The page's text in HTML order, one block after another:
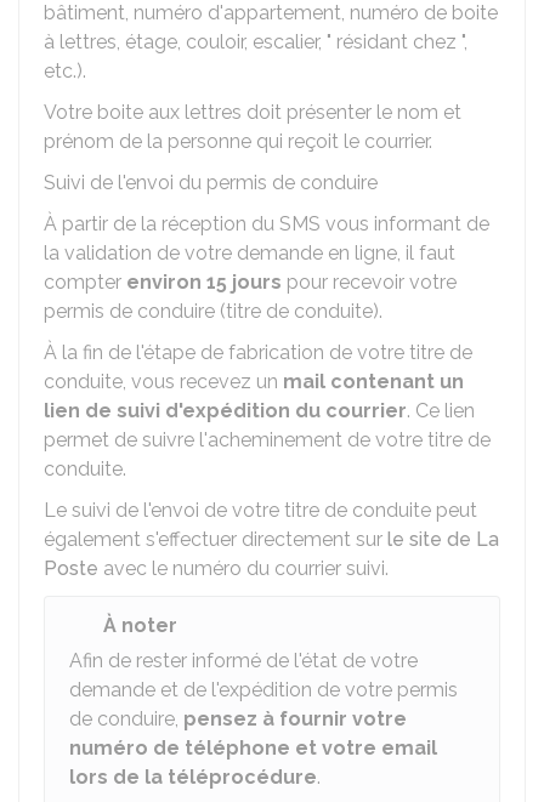
bâtiment, numéro d'appartement, numéro de boite
à lettres, étage, couloir, escalier, " résidant chez ",
etc.).
Votre boite aux lettres doit présenter le nom et
prénom de la personne qui reçoit le courrier.
Suivi de l'envoi du permis de conduire
À partir de la réception du SMS vous informant de
la validation de votre demande en ligne, il faut
compter environ 15 jours pour recevoir votre
permis de conduire (titre de conduite).
À la fin de l'étape de fabrication de votre titre de
conduite, vous recevez un mail contenant un
lien de suivi d'expédition du courrier. Ce lien
permet de suivre l'acheminement de votre titre de
conduite.
Le suivi de l'envoi de votre titre de conduite peut
également s'effectuer directement sur le site de La
Poste avec le numéro du courrier suivi.
À noter
Afin de rester informé de l'état de votre
demande et de l'expédition de votre permis
de conduire, pensez à fournir votre
numéro de téléphone et votre email
lors de la téléprocédure.